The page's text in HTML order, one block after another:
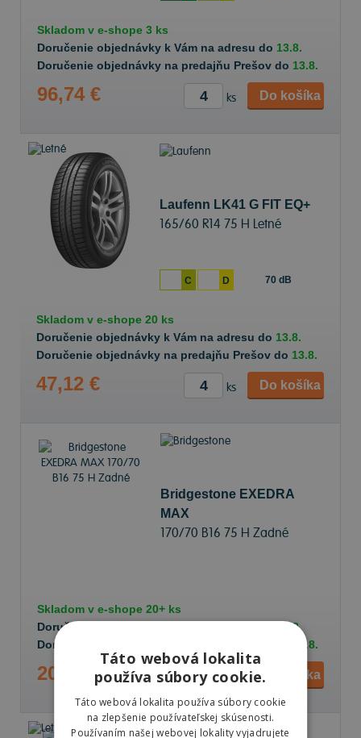
Skladom v e-shope 3 ks
Doručenie objednávky k Vám na adresu do 13.8.
Doručenie objednávky na predajňu Prešov do 13.8.
96,74 € ks Do košíka
Laufenn LK41 G FIT EQ+
165/60 R14 75 H Letné
C D 70 dB
Skladom v e-shope 20 ks
Doručenie objednávky k Vám na adresu do 13.8.
Doručenie objednávky na predajňu Prešov do 13.8.
47,12 € ks Do košíka
Bridgestone EXEDRA
MAX
170/70 B16 75 H Zadné
Skladom v e-shope 20+ ks
Doručenie objednávky k Vám na adresu do
13.8.
Doručenie objednávky na predajňu Prešov do
13.8.
201,80 € ks Do košíka
Táto webová lokalita
používa súbory cookie.
Táto webová lokalita používa súbory cookie
na zlepšenie používateľskej skúsenosti.
Používaním našej webovej lokality vyjadrujete